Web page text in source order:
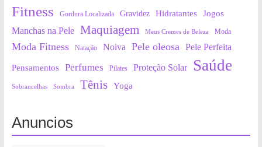
Fitness Gordura Localizada Gravidez Hidratantes Jogos
Manchas na Pele Maquiagem Meus Cremes de Beleza Moda
Moda Fitness Natação Noiva Pele oleosa Pele Perfeita
Pensamentos Perfumes Pilates Proteção Solar Saúde
Sobrancelhas Sombra Tênis Yoga
Anuncios